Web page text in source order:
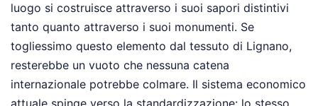
luogo si costruisce attraverso i suoi sapori distintivi
tanto quanto attraverso i suoi monumenti. Se
togliessimo questo elemento dal tessuto di Lignano,
resterebbe un vuoto che nessuna catena
internazionale potrebbe colmare. Il sistema economico